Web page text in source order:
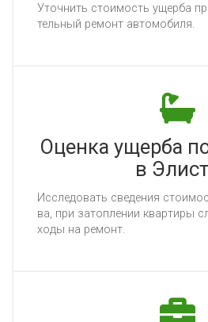
Уточ­нить сто­имость ущер­ба
тель­ный ре­монт ав­то­мо­би­ля.
Оценка ущерба
в
Ис­сле­до­вать све­де­ния
ва, при за­топ­ле­нии квар­ти­ры
хо­ды на ре­монт.